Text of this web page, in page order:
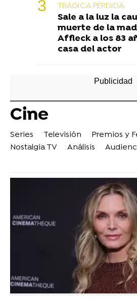
TRÁGICA PÉRDIDA
Sale a la luz la
muerte de la
Affleck a los 83
casa del actor
Cine
Series Televisión Premios y
Nostalgia TV
Análisis